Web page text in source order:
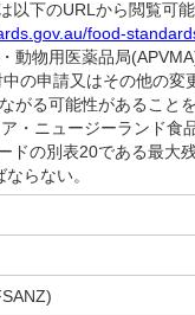
下のURLから閲覧可能
food-
動物用医薬品局
の申請又はその他の変
がる可能性があること
・ニュージーランド食
ドの別表20である最大
らない。